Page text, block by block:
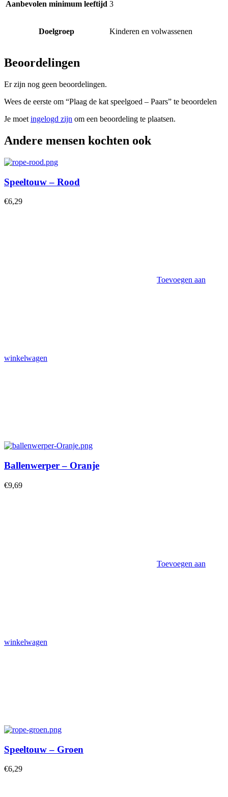
Aanbevolen minimum leeftijd 3
Doelgroep Kinderen en volwassenen
Beoordelingen
Er zijn nog geen beoordelingen.
Wees de eerste om “Plaag de kat speelgoed – Paars” te beoordelen
Je moet ingelogd zijn om een beoordeling te plaatsen.
Andere mensen kochten ook
Speeltouw – Rood
€6,29
Toevoegen aan
winkelwagen
Ballenwerper – Oranje
€9,69
Toevoegen aan
winkelwagen
Speeltouw – Groen
€6,29